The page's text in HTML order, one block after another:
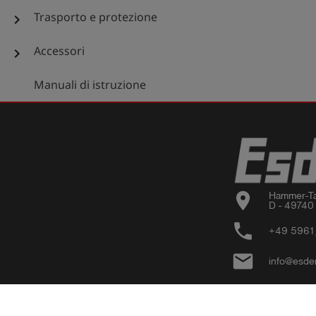
chevron_right Trasporto e protezione
chevron_right Accessori
Manuali di istruzione
location_on
Hammer-
D - 49740
phone +49
email